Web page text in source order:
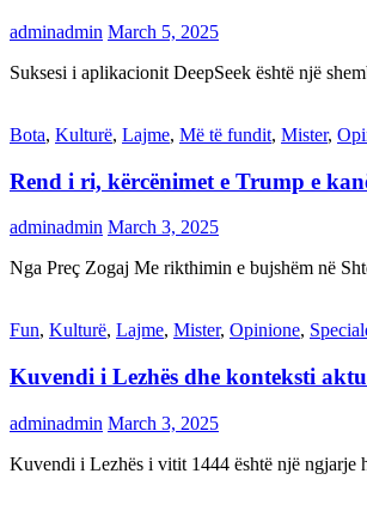
adminadmin March 5, 2025
Suksesi i aplikacionit DeepSeek është një
Bota, Kulturë, Lajme, Më të fundit, Mister,
Rend i ri, kërcënimet e Trump e
adminadmin March 3, 2025
Nga Preç Zogaj Me rikthimin e bujshëm në
Fun, Kulturë, Lajme, Mister, Opinione,
Kuvendi i Lezhës dhe konteksti
adminadmin March 3, 2025
Kuvendi i Lezhës i vitit 1444 është një ngjarje